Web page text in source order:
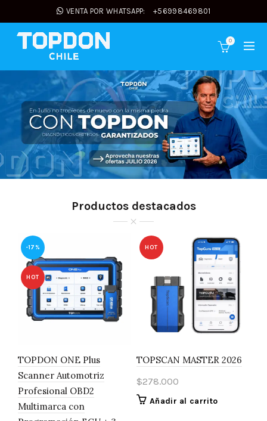
VENTA POR WHATSAPP: +56998469801
0
Productos destacados
-17%
HOT
TOPDON ONE Plus
Scanner Automotriz
Profesional OBD2
Multimarca con
HOT
TOPSCAN MASTER 2026
$278.000
Añadir al carrito